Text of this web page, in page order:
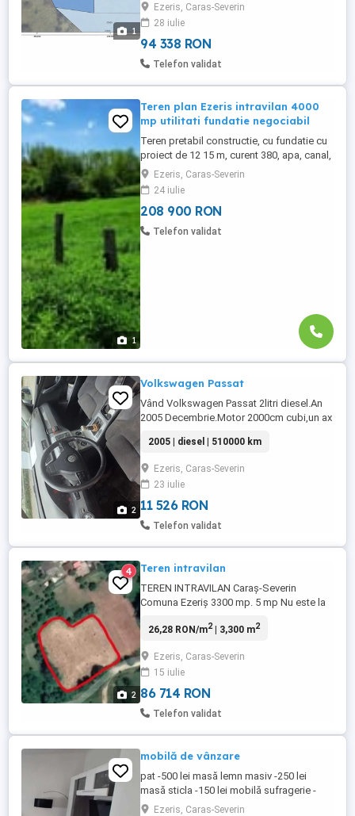
1
până în apropiere. Acte la zi, fără sarcini.
Preț: 17.990 negociabil Tel:
Ezeris, Caras-Severin
28 iulie
94 338 RON
Telefon validat
1
Teren plan Ezeris intravilan 4000
mp utilitati fundatie negociabil
Teren pretabil constructie, cu fundatie cu
proiect de 12 15 m, curent 380, apa, canal,
4000 mp teren plan, ingradit, la strada,
posibilitati multiple, locativ sau hala,
negociabil
Ezeris, Caras-Severin
24 iulie
208 900 RON
Telefon validat
2
Volkswagen Passat
Vând Volkswagen Passat 2litri diesel.An
2005 Decembrie.Motor 2000cm cubi,un ax
2005 | diesel | 510000 km
Ezeris, Caras-Severin
23 iulie
11 526 RON
Telefon validat
2
4 Teren intravilan
TEREN INTRAVILAN Caraș-Severin
Comuna Ezeriș 3300 mp. 5 mp Nu este la
26,28 RON/m2| 3,300 m2
Ezeris, Caras-Severin
15 iulie
86 714 RON
Telefon validat
mobilă de vânzare
pat -500 lei masă lemn masiv -250 lei
masă sticla -150 lei mobilă sufragerie -
550 leiEzeris, Caras-Severin